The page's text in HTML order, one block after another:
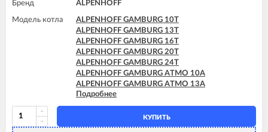
Бренд ALPENHOFF
Модель котла
ALPENHOFF GAMBURG 10T
ALPENHOFF GAMBURG 13T
ALPENHOFF GAMBURG 16T
ALPENHOFF GAMBURG 20T
ALPENHOFF GAMBURG 24T
ALPENHOFF GAMBURG ATMO 10A
ALPENHOFF GAMBURG ATMO 13A
ALPENHOFF GAMBURG ATMO 16A
ALPENHOFF GAMBURG ATMO 20A
ALPENHOFF GAMBURG ATMO 24A
Подробнее
КУПИТЬ